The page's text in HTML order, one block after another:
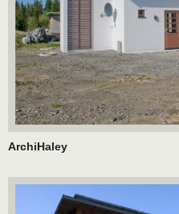
ArchiHaley